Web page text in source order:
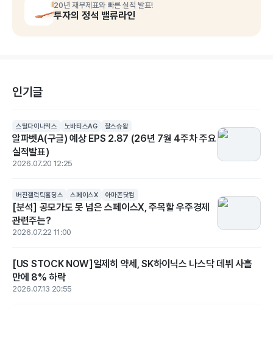
20년 재무제표와 빠른 실적 발표!
투자의 정석 밸류라인
인기글
스틸다이나믹스 노바티스AG 찰스슈왑
알파벳A(구글) 예상 EPS 2.87 (26년 7월 4주차 주요
실적발표)
2026.07.20 12:25
버진갤럭틱홀딩스 스페이스X 아마존닷컴
[분석] 공모가도 못 넘은 스페이스X, 주목할 우주경제
관련주는?
2026.07.22 11:00
[US STOCK NOW]일제히 약세, SK하이닉스 나스닥 데뷔 사흘
만에 8% 하락
2026.07.13 20:55